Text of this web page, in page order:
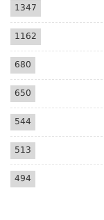
1347
1162
680
650
544
513
494